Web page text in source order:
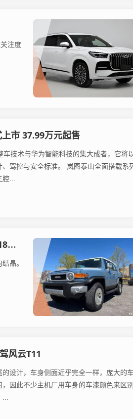
注度
市 37.99万元起售
技术与华为智能科技的集大成者，它将
驾控与安全标准。 岚图泰山全面搭载系
...
驾
晶。
风云T11
设计，车身侧面近乎完全一样，庞大的
因此不少主机厂用车身的车漆颜色来区
...